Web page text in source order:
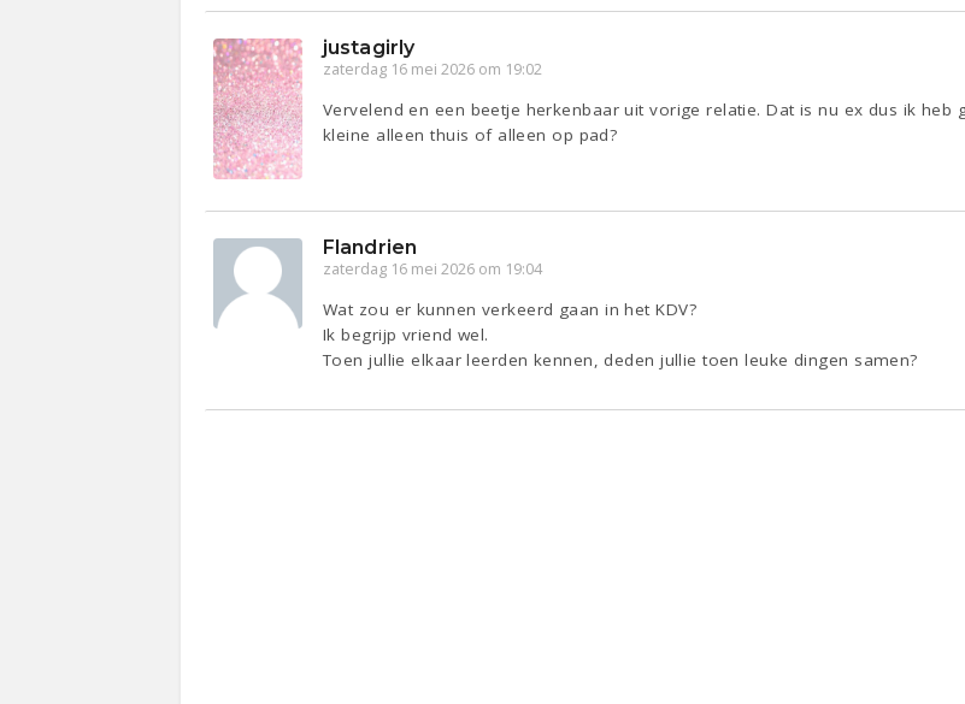
justagirly
zaterdag 16 mei 2026 om 19:02
Vervelend en een beetje herkenbaar uit vorige relatie. Dat is nu ex dus ik heb
kleine alleen thuis of alleen op pad?
Flandrien
zaterdag 16 mei 2026 om 19:04
Wat zou er kunnen verkeerd gaan in het KDV?
Ik begrijp vriend wel.
Toen jullie elkaar leerden kennen, deden jullie toen leuke dingen samen?